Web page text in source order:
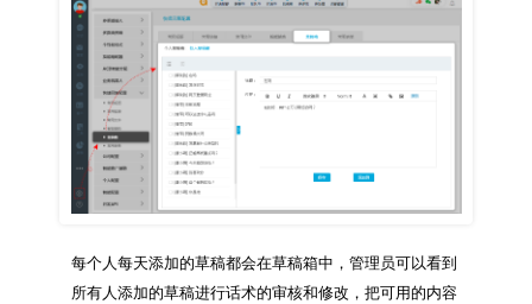
每个人每天添加的草稿都会在草稿箱中，管理员可以看到
所有人添加的草稿进行话术的审核和修改，把可用的内容